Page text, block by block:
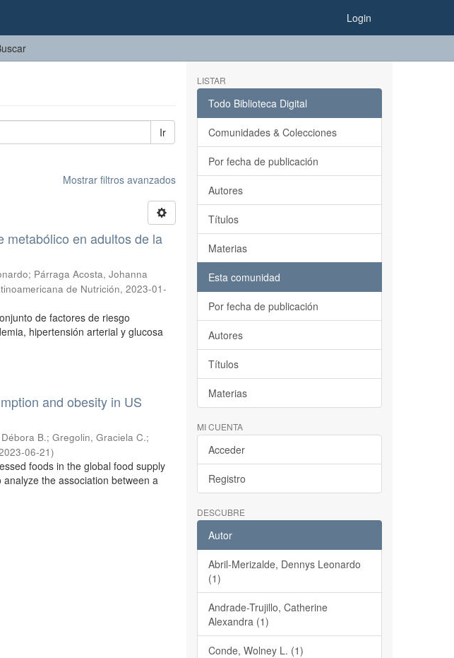
Login
Ir
Mostrar filtros avanzados
metabólico en adultos de la
; Párraga Acosta, Johanna
de Nutrición,2023-01-
de factores de riesgo
hipertensión arterial y glucosa
and obesity in US
B.;Gregolin, Graciela C.;
06-21)
foods in the global food supply
the association between a
LISTAR
Todo Biblioteca Digital
Comunidades & Colecciones
Por fecha de publicación
Autores
Títulos
Materias
Esta comunidad
Por fecha de publicación
Autores
Títulos
Materias
MI CUENTA
Acceder
Registro
DESCUBRE
Autor
Abril-Merizalde, Dennys Leonardo
(1)
Andrade-Trujillo, Catherine
Alexandra (1)
Conde, Wolney L. (1)